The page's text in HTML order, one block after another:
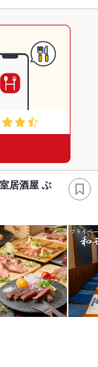
居酒屋 ぶ